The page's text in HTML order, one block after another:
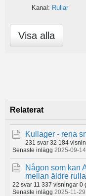
Kanal: Rullar
Visa alla
Relaterat
Kullager - rena
231 svar 32 184
Senaste inlägg 2025-09-
Någon som kan
mellan äldre
22 svar 11 337 visningar 0
Senaste inlägg 2025-11-